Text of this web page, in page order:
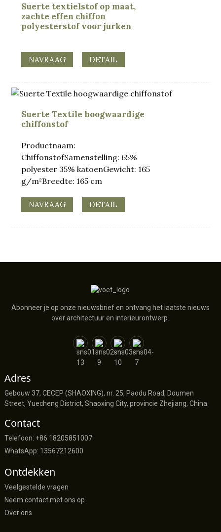
Suerte textielstof op maat,
zachte effen chiffon
polyesterstof voor jurken
NAVRAAG DETAIL
Suerte Textile hoogwaardige
chiffonstof
Productnaam:
ChiffonstofSamenstelling: 65%
polyester 35% katoenGewicht: 165
g/m²Breedte: 165 cm
NAVRAAG DETAIL
Abonneer je op onze nieuwsbrief en ontvang het laatste nieuws
over architectuur en interieurontwerp.
Adres
Gebouw 37, CECEP (SHAOXING), nr. 25, Paodu Road, Doumen
Street, Yuecheng District, Shaoxing City, provincie Zhejiang, China.
Contact
Telefoon: +86 18205851007
WhatsApp: 13567212600
Ontdekken
Veelgestelde vragen
Neem contact met ons op
Over ons